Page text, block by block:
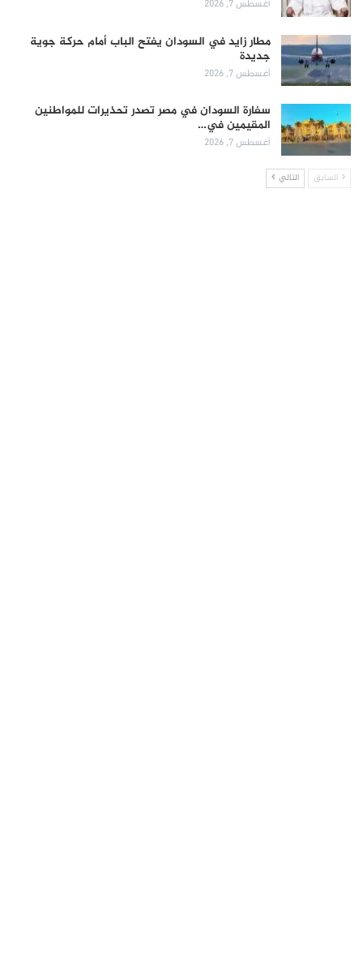
أغسطس 7, 2026
مطار زايد في السودان يفتح الباب أمام حركة جوية
جديدة
أغسطس 7, 2026
سفارة السودان في مصر تصدر تحذيرات للمواطنين
المقيمين في…
أغسطس 7, 2026
السابق التالي